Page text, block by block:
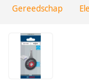
Gereedschap